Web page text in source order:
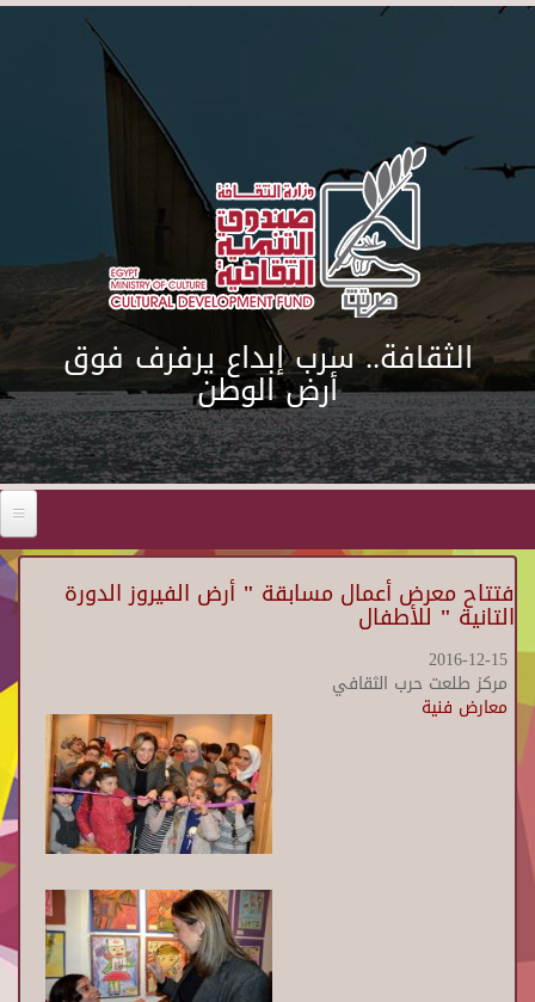
Skip to main content
الثقافة.. سرب إبداع يرفرف فوق
أرض الوطن
فتتاح معرض أعمال مسابقة " أرض الفيروز الدورة
التانية " للأطفال
2016-12-15
مركز طلعت حرب الثقافي
معارض فنية